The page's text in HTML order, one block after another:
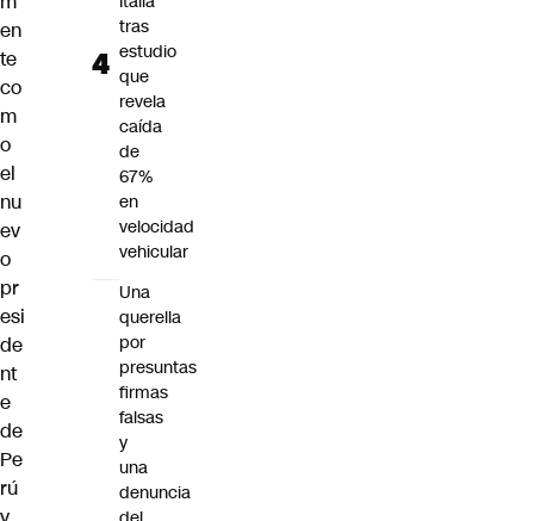
en
te
co
m
o
el
nu
ev
o
pr
esi
de
nt
e
de
Pe
rú
tras
estudio
que
revela
caída
de
67%
en
velocidad
vehicular
Una
querella
por
presuntas
firmas
falsas
y
una
denuncia